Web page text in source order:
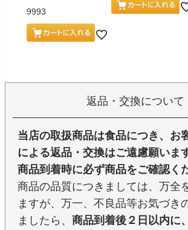
9993
返品・交換について
当店の取扱商品は食品につき、お
による返品・交換はご遠慮願いま
商品到着時に必ず商品をご確認く
商品の品質につきましては、万全
ますが、万一、不良品等お気づき
ましたら、 商品到着後２日以内に